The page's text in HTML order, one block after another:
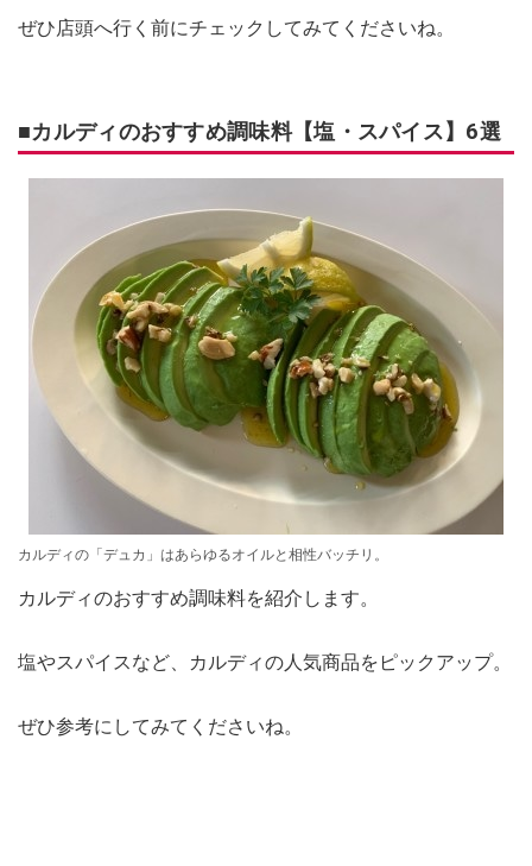
ぜひ店頭へ行く前にチェックしてみてくださいね。
■カルディのおすすめ調味料【塩・スパイス】6選
カルディの「デュカ」はあらゆるオイルと相性バッチリ。
カルディのおすすめ調味料を紹介します。
塩やスパイスなど、カルディの人気商品をピックアップ。
ぜひ参考にしてみてくださいね。